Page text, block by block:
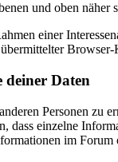
und oben
einer
deiner Daten
Personen
dass einzelne
im